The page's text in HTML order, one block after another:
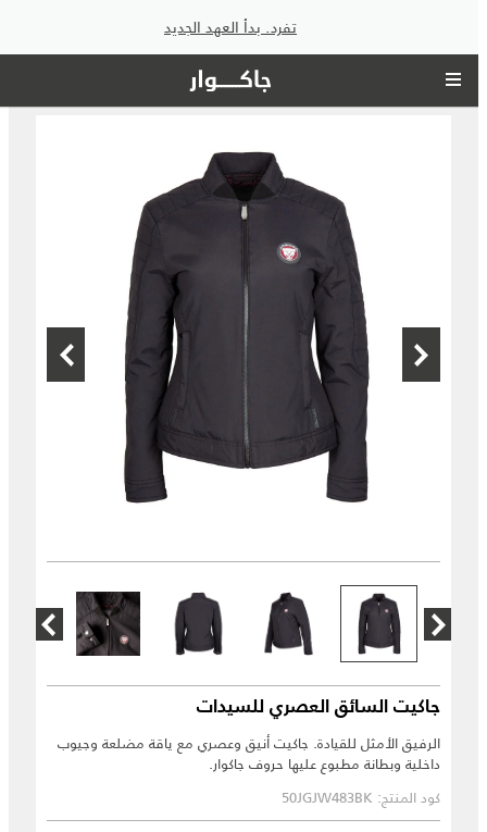
تفرد. بدأ العهد الجديد
جاكيت السائق العصري للسيدات
الرفيق الأمثل للقيادة. جاكيت أنيق وعصري مع ياقة مضلعة وجيوب
داخلية وبطانة مطبوع عليها حروف جاكوار.
كود المنتج: 50JGJW483BK